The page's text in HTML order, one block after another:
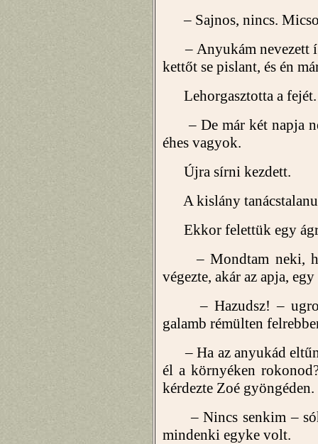
– Sajnos, nincs.
– Anyukám nevezett
kettőt se pislant, és én
Lehorgasztotta a fejét.
– De már két napja
éhes vagyok.
Újra sírni kezdett.
A kislány
Ekkor felettük egy
– Mondtam neki,
végezte, akár az apja,
– Hazudsz! – ugrott
galamb rémülten
– Ha az anyukád
él a környéken
kérdezte Zoé gyöngéden.
– Nincs senkim –
mindenki egyke volt.